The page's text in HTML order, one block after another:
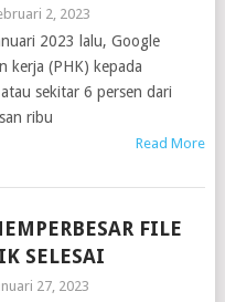
2, 2023
2023 lalu, Google
kerja (PHK) kepada
sekitar 6 persen dari
ribu
Read More
FILE
SELESAI
27, 2023